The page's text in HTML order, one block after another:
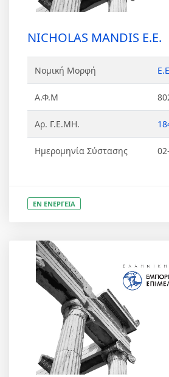
NICHOLAS MANDIS Ε.Ε.
Νομική Μορφή
Α.Φ.Μ
Αρ. Γ.Ε.ΜΗ.
Ημερομηνία Σύστασης
ΕΝ ΕΝΕΡΓΕΙΑ